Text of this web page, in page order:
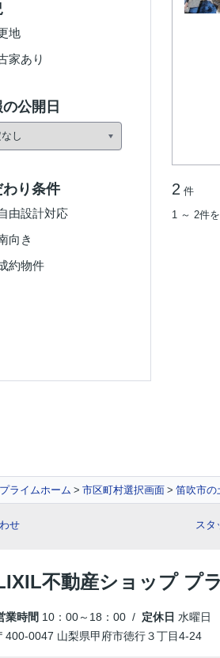
2 件
1 ～ 2件
地
家あり
公開日
わり条件
由設計対応
向き
約物件
ライムホーム 市区町村選択画面 笛吹市の
せ スタ
不動産ショップ プ
業時間 10：00～18：00 / 定休日 水曜日
400-0047 山梨県甲府市徳行３丁目4-24